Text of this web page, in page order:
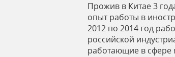
Прожив в Китае 3
опыт работы в
2012 по 2014 год
российской
работающие в сфере